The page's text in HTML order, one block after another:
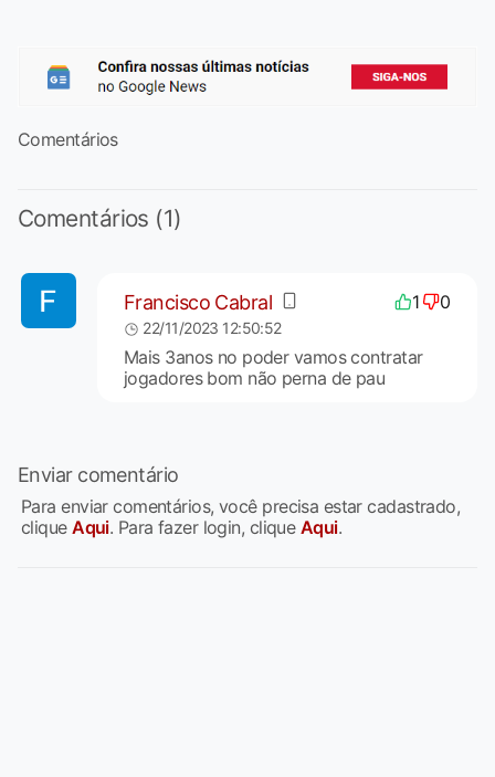
Comentários
Comentários (1)
Francisco Cabral 1 0
22/11/2023 12:50:52
Mais 3anos no poder vamos contratar
jogadores bom não perna de pau
Enviar comentário
Para enviar comentários, você precisa estar cadastrado,
cliqueAqui. Para fazer login, clique Aqui.